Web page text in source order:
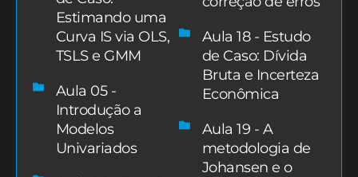
Estimando uma
Curva IS via OLS,
TSLS e GMM
Aula 05 -
Introdução a
Modelos
Univariados
Aula 18 - Estudo
de Caso: Dívida
Bruta e Incerteza
Econômica
Aula 19 - A
metodologia de
Johansen e o